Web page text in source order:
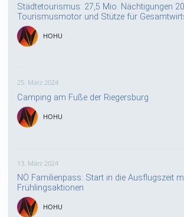
Städtetourismus: 27,5 Mio. Nächtigungen
Tourismusmotor und Stütze für
HOHU
25. März 2024
Camping am Fuße der Riegersburg
HOHU
13. März 2024
NÖ Familienpass: Start in die Ausflugszeit
Frühlingsaktionen
HOHU